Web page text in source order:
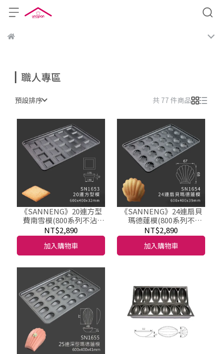
職人專區
預設排序 共 77 件商品
《SANNENG》20連方型
費南雪模(800系列不沾)
SN1653
NT$2,890
加入購物車
《SANNENG》24連扇貝
瑪德蓮模(800系列不
沾)SN1654
NT$2,890
加入購物車